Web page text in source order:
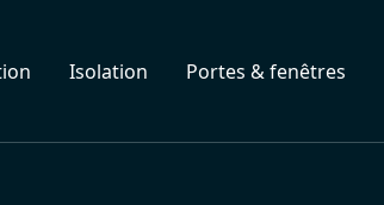
Isolation Portes & fenêtres